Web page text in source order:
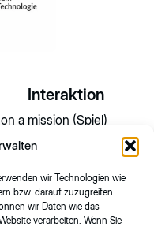
wir Technologien wie
bzw. darauf zuzugreifen.
wir Daten wie das
verarbeiten. Wenn Sie
Interaktion
a mission (Spiel)
– Das Quiz